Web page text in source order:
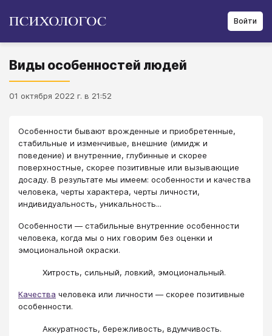
Войти
Виды особенностей людей
01 октября 2022 г. в 21:52
Особенности бывают врожденные и приобретенные,
стабильные и изменчивые, внешние (имидж и
поведение) и внутренние, глубинные и скорее
поверхностные, скорее позитивные или вызывающие
досаду. В результате мы имеем: особенности и качества
человека, черты характера, черты личности,
индивидуальность, уникальность...
Особенности — стабильные внутренние особенности
человека, когда мы о них говорим без оценки и
эмоциональной окраски.
Хитрость, сильный, ловкий, эмоциональный.
Качества человека или личности — скорее позитивные
особенности.
Аккуратность, бережливость, вдумчивость.